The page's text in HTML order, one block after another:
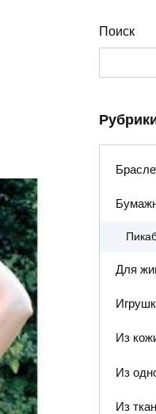
Поиск
Для
Из
Из
Из